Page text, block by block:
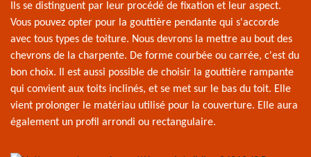
Ils se distinguent par leur procédé de fixation et leur aspect.
Vous pouvez opter pour la gouttière pendante qui s'accorde
avec tous types de toiture. Nous devrons la mettre au bout des
chevrons de la charpente. De forme courbée ou carrée, c'est du
bon choix. Il est aussi possible de choisir la gouttière rampante
qui convient aux toits inclinés, et se met sur le bas du toit. Elle
vient prolonger le matériau utilisé pour la couverture. Elle aura
également un profil arrondi ou rectangulaire.